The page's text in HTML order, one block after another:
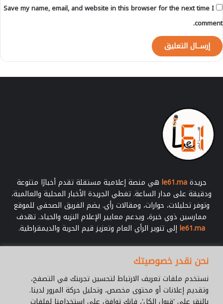
نحن نقدر خصوصيتك
نستخدم ملفات تعريف الارتباط لتحسين تجربتك في التصفح،
وتقديم إعلانات أو محتوى مخصص، وتحليل حركة المرور لدينا.
5ا
د
ي
ر
Save my name, email, and website in this browser for the next time I
comment.
جريدةle61.ma هي منصة إعلامية مستقلة تقدم أخبارًا متنوعة
ودقيقة على مدار الساعة. تغطي الجريدة الأخبار المحلية والعالمية،
وتوفر تحليلات، حوارات، ومقالات رأي. يضم الفريق الصحفي للموقع
ممارسين ذوي خبرة، ويدعم معايير الإعلام النزيه والحياد. تهدف
le61.maإلى تنوير الرأي العام وتعزيز قيم الحرية والديمقراطية.
أدخل
بريدك
الإلكتروني